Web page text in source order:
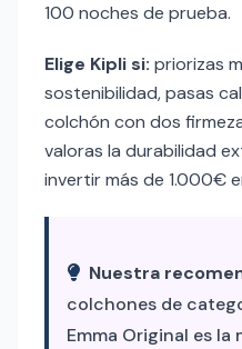
100 noches de prueba.
Elige Kipli si: priorizas
sostenibilidad, pasas
colchón con dos
valoras la durabilidad
invertir más de 1.000€
Nuestra
colchones de
Emma Original es